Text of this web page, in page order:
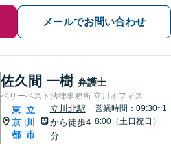
メールでお問い合わせ
佐久間 一樹 弁護士
ベリーベスト法律事務所 立川オフィス
東
京
都
立
川
市
立川北駅
から徒歩4
分
営業時間：09:30~1
8:00（土日祝日）